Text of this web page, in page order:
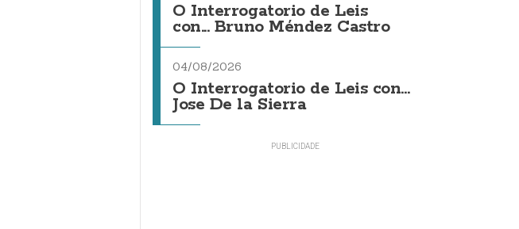
O Interrogatorio de Leis
con... Bruno Méndez Castro
04/08/2026
O Interrogatorio de Leis con...
Jose De la Sierra